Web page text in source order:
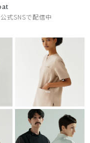
式SNSで配信中